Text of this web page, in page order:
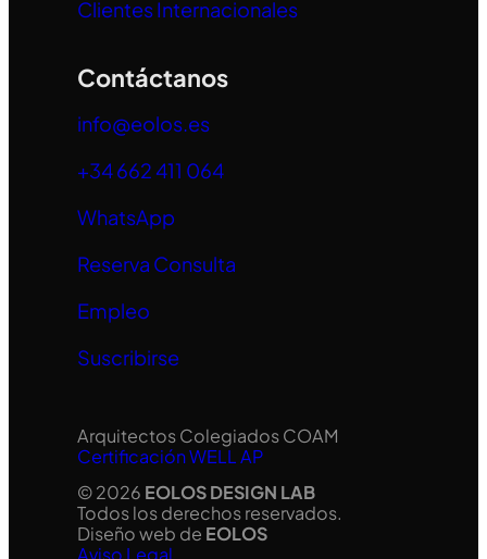
Clientes Internacionales
Contáctanos
info@eolos.es
+34 662 411 064
WhatsApp
Reserva Consulta
Empleo
Suscribirse
Arquitectos Colegiados COAM
Certificación WELL AP
© 2026 EOLOS DESIGN LAB
Todos los derechos reservados.
Diseño web de EOLOS